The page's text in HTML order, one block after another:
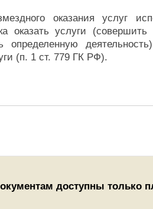
оказания услуг
оказать услуги
определенную
(п. 1 ст. 779 ГК РФ).
доступны только